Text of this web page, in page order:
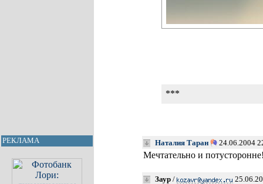
РЕКЛАМА
***
Наталия Таран 24.06.2004
Мечтательно и
Заур /